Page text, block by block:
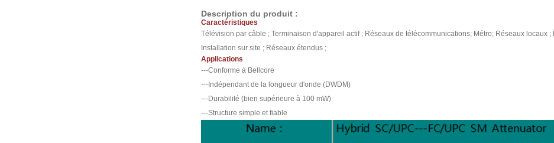
Description du produit :
Caractéristiques
Télévision par câble ; Terminaison d'appareil actif ; Réseaux de télécommunications; Métro; Réseaux locaux
Installation sur site ; Réseaux étendus ;
Applications
---Conforme à Bellcore
---Indépendant de la longueur d'onde (DWDM)
---Durabilité (bien supérieure à 100 mW)
---Structure simple et fiable